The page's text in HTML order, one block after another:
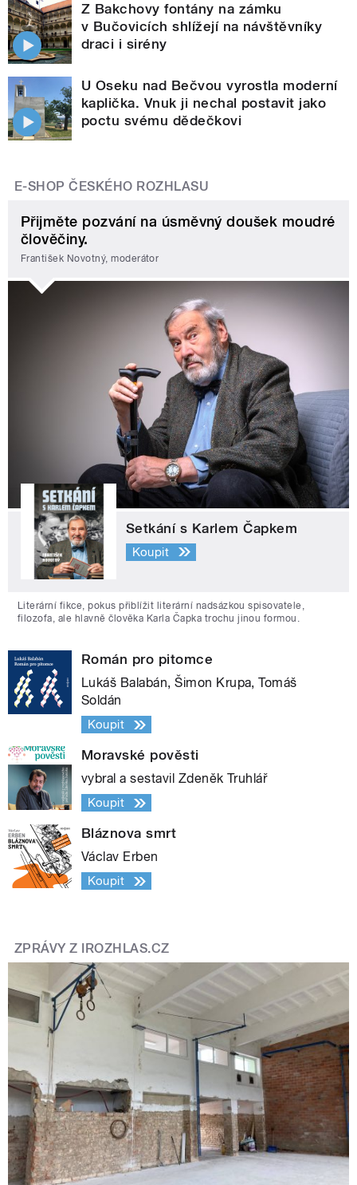
Z Bakchovy fontány na zámku
v Bučovicích shlížejí na návštěvníky
draci i sirény
U Oseku nad Bečvou vyrostla moderní
kaplička. Vnuk ji nechal postavit jako
poctu svému dědečkovi
E-SHOP ČESKÉHO ROZHLASU
Přijměte pozvání na úsměvný doušek moudré
člověčiny.
František Novotný, moderátor
Setkání s Karlem Čapkem
Koupit
Literární fikce, pokus přiblížit literární nadsázkou spisovatele,
filozofa, ale hlavně člověka Karla Čapka trochu jinou formou.
Román pro pitomce
Lukáš Balabán, Šimon Krupa, Tomáš
Soldán
Koupit
Moravské pověsti
vybral a sestavil Zdeněk Truhlář
Koupit
Bláznova smrt
Václav Erben
Koupit
ZPRÁVY Z IROZHLAS.CZ